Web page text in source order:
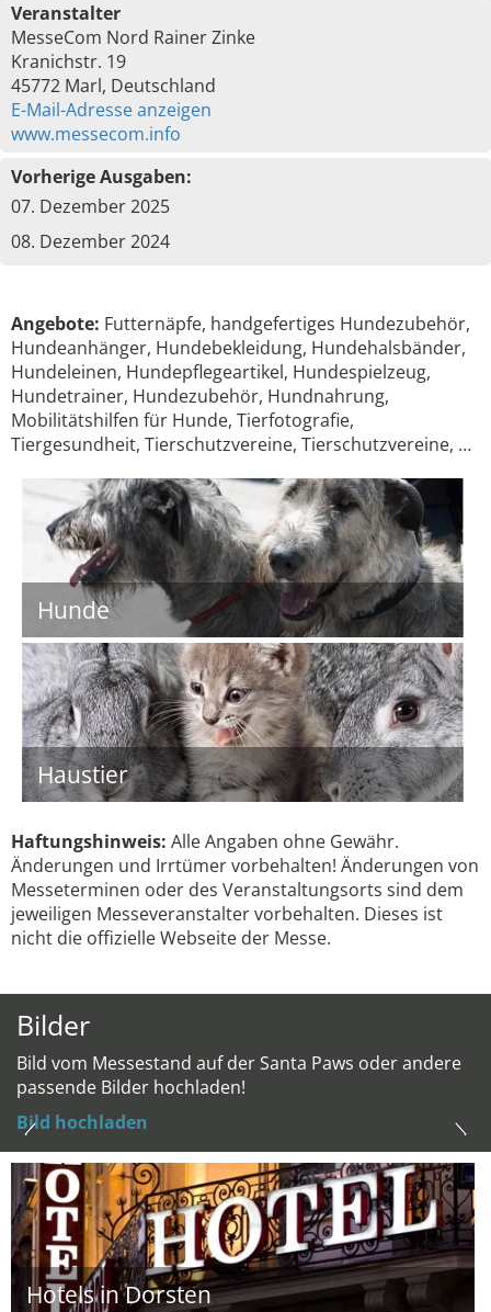
Veranstalter
MesseCom Nord Rainer Zinke
Kranichstr. 19
45772 Marl, Deutschland
E-Mail-Adresse anzeigen
www.messecom.info
Vorherige Ausgaben:
07. Dezember 2025
08. Dezember 2024
Angebote: Futternäpfe, handgefertiges Hundezubehör,
Hundeanhänger, Hundebekleidung, Hundehalsbänder,
Hundeleinen, Hundepflegeartikel, Hundespielzeug,
Hundetrainer, Hundezubehör, Hundnahrung,
Mobilitätshilfen für Hunde, Tierfotografie,
Tiergesundheit, Tierschutzvereine, Tierschutzvereine, …
Hunde
Haustier
Haftungshinweis: Alle Angaben ohne Gewähr.
Änderungen und Irrtümer vorbehalten! Änderungen von
Messeterminen oder des Veranstaltungsorts sind dem
jeweiligen Messeveranstalter vorbehalten. Dieses ist
nicht die offizielle Webseite der Messe.
Bilder
Bild vom Messestand auf der Santa Paws oder andere
passende Bilder hochladen!
Bild hochladen
Hotels in Dorsten